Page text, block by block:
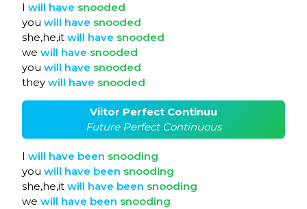
I will have snooded
you will have snooded
she,he,it will have snooded
we will have snooded
you will have snooded
they will have snooded
Viitor Perfect Continuu
Future Perfect Continuous
I will have been snooding
you will have been snooding
she,he,it will have been snooding
we will have been snooding